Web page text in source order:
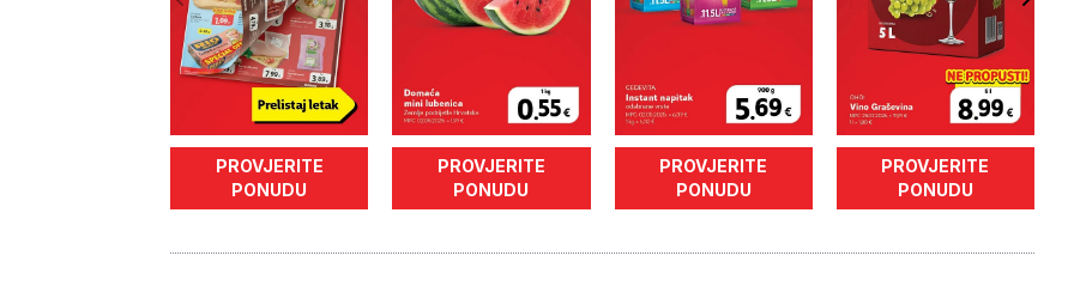
PROVJERITE
PONUDU
PROVJERITE
PONUDU
PROVJERITE
PONUDU
PROVJERITE
PONUDU